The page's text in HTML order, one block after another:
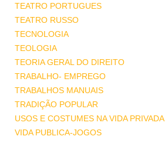
TEATRO PORTUGUES
TEATRO RUSSO
TECNOLOGIA
TEOLOGIA
TEORIA GERAL DO DIREITO
TRABALHO- EMPREGO
TRABALHOS MANUAIS
TRADIÇÃO POPULAR
USOS E COSTUMES NA VIDA PRIVADA
VIDA PUBLICA-JOGOS